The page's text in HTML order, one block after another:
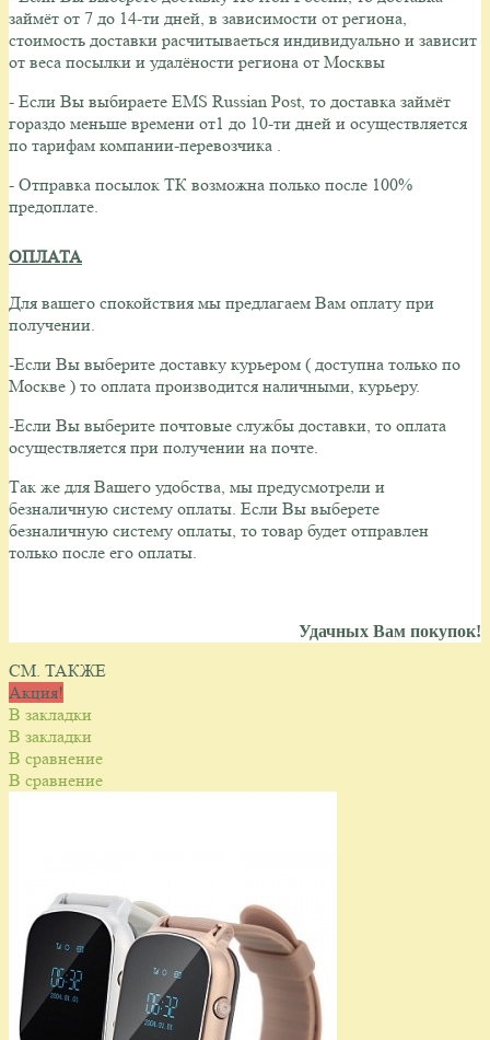
займёт от 7 до 14-ти дней, в зависимости от региона,
стоимость доставки расчитываеться индивидуально и зависит
от веса посылки и удалёности региона от Москвы
- Если Вы выбираете EMS Russian Post, то доставка займёт
гораздо меньше времени от1 до 10-ти дней и осуществляется
по тарифам компании-перевозчика .
- Отправка посылок ТК возможна полько после 100%
предоплате.
ОПЛАТА
Для вашего спокойствия мы предлагаем Вам оплату при
получении.
-Если Вы выберите доставку курьером ( доступна только по
Москве ) то оплата производится наличными, курьеру.
-Если Вы выберите почтовые службы доставки, то оплата
осуществляется при получении на почте.
Так же для Вашего удобства, мы предусмотрели и
безналичную систему оплаты. Если Вы выберете
безналичную систему оплаты, то товар будет отправлен
только после его оплаты.
Удачных Вам покупок!
СМ. ТАКЖЕ
Акция!
В закладки
В закладки
В сравнение
В сравнение